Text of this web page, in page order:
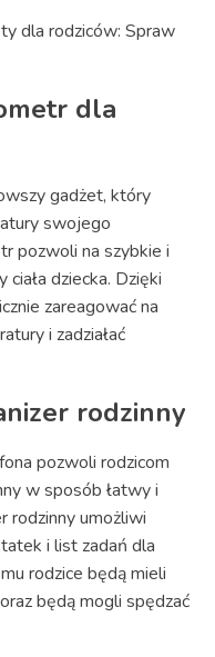
dla rodziców: Spraw
dla
gadżet, który
swojego
pozwoli na szybkie i
dziecka. Dzięki
zareagować na
i zadziałać
rodzinny
pozwoli rodzicom
w sposób łatwy i
rodzinny umożliwi
i list zadań dla
rodzice będą mieli
będą mogli spędzać